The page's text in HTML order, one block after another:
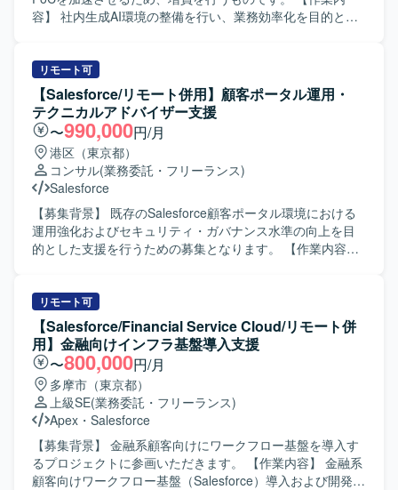
容】 社内生成AI環境の整備を行い、業務効率化を目的とし
討、実装および検証、結果の整理とフィードバックなどを
想定しております。 【求める人物像】 生成AIやPoCに強い
興味を持ち、自ら主体的に企画・推進・実装までやり切っ
ていただける方を求めています。関係者とコミュニケーシ
ョンを図りながら、スピード感を持って業務を進められる
方が望ましいです。 【ポジションの魅力】 社内の生成AI活
用をリードし、業務効率化や新たな価値創出に直結する
PoCを推進できるポジションです。生成AI環境整備からPoC
実装まで一気通貫で経験できるため、先端領域での知見と
実績を積むことができます。 【開発環境】 Pythonまたは
node.jsを用いた開発環境およびGitによるソース管理環境を
リモート可
【Salesforce/リモート併用】顧客ポータル運用・
テクニカルアドバイザー支援
〜990,000円/月
港区（東京都）
コンサル(業務委託・フリーランス)
Salesforce
【募集背景】 既存のSalesforce顧客ポータル環境における
運用強化およびセキュリティ・ガバナンス水準の向上を目
的とした支援を行うための募集となります。 【作業内容】
ただきます。また、先方運用チームへの技術支援やテクニ
カル相談対応、ベストプラクティスの提供などの技術相
談・伴走支援を実施していただきます。さらに、メンバー
育成やスキルトランスファーを通じたナレッジ共有を行
い、システム運用面での妥当性評価や安全性に関するアド
バイスなどのガバナンス支援にも携わっていただきます。
【求める人物像】 Salesforceに関する豊富な知見をもち、
自ら課題を抽出し改善提案まで推進いただける方を求めて
います。運用チームや関係者と円滑にコミュニケーション
を取りながら、技術面とマネジメントの両面で主体的にリ
ードいただける方が望ましいです。 【ポジションの魅力】
リモート可
【Salesforce/Financial Service Cloud/リモート併
用】金融向けインフラ基盤導入支援
〜800,000円/月
多摩市（東京都）
上級SE(業務委託・フリーランス)
Apex ・ Salesforce
【募集背景】 金融系顧客向けにワークフロー基盤を導入す
るプロジェクトに参画いただきます。 【作業内容】 金融系
顧客向けワークフロー基盤（Salesforce）導入および開発支